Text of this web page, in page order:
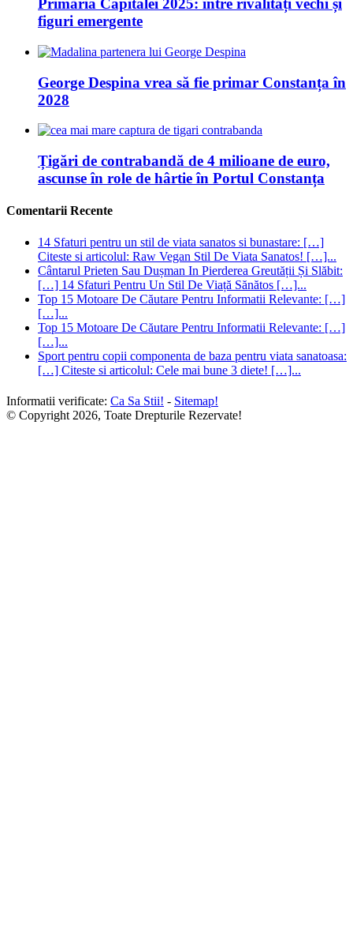
Primăria Capitalei 2025: între rivalități vechi și
figuri emergente
George Despina vrea să fie primar Constanța în
2028
Țigări de contrabandă de 4 milioane de euro,
ascunse în role de hârtie în Portul Constanța
Comentarii Recente
14 Sfaturi pentru un stil de viata sanatos si bunastare: […]
Citeste si articolul: Raw Vegan Stil De Viata Sanatos! […]...
Cântarul Prieten Sau Dușman In Pierderea Greutății Și Slăbit:
[…] 14 Sfaturi Pentru Un Stil De Viață Sănătos […]...
Top 15 Motoare De Căutare Pentru Informatii Relevante: […]
[…]...
Top 15 Motoare De Căutare Pentru Informatii Relevante: […]
[…]...
Sport pentru copii componenta de baza pentru viata sanatoasa:
[…] Citeste si articolul: Cele mai bune 3 diete! […]...
Informatii verificate: Ca Sa Stii! - Sitemap!
© Copyright 2026, Toate Drepturile Rezervate!